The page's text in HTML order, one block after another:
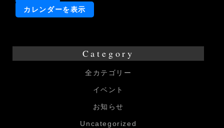
カレンダーを表示
Category
全カテゴリー
イベント
お知らせ
Uncategorized